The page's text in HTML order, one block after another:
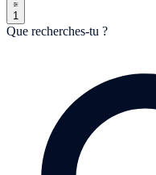
1
Que recherches-tu ?